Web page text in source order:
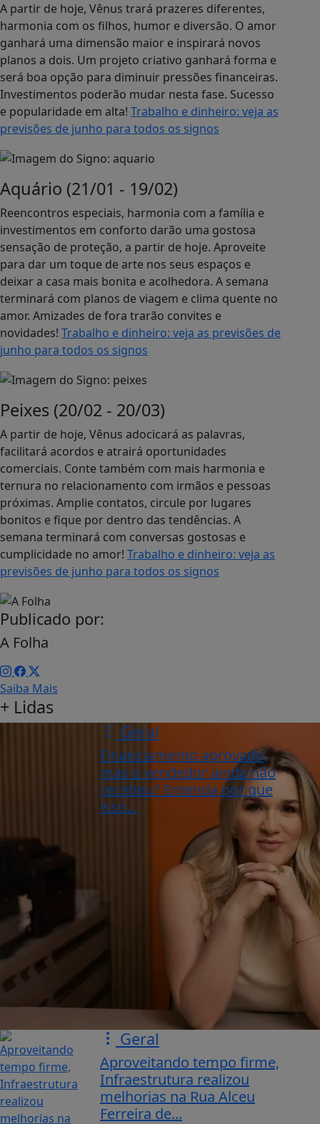
A partir de hoje, Vênus trará prazeres diferentes,
harmonia com os filhos, humor e diversão. O amor
ganhará uma dimensão maior e inspirará novos
planos a dois. Um projeto criativo ganhará forma e
será boa opção para diminuir pressões financeiras.
Investimentos poderão mudar nesta fase. Sucesso
e popularidade em alta! Trabalho e dinheiro: veja as
previsões de junho para todos os signos
Aquário (21/01 - 19/02)
Reencontros especiais, harmonia com a família e
investimentos em conforto darão uma gostosa
sensação de proteção, a partir de hoje. Aproveite
para dar um toque de arte nos seus espaços e
deixar a casa mais bonita e acolhedora. A semana
terminará com planos de viagem e clima quente no
amor. Amizades de fora trarão convites e
novidades! Trabalho e dinheiro: veja as previsões de
junho para todos os signos
Peixes (20/02 - 20/03)
A partir de hoje, Vênus adocicará as palavras,
facilitará acordos e atrairá oportunidades
comerciais. Conte também com mais harmonia e
ternura no relacionamento com irmãos e pessoas
próximas. Amplie contatos, circule por lugares
bonitos e fique por dentro das tendências. A
semana terminará com conversas gostosas e
cumplicidade no amor! Trabalho e dinheiro: veja as
previsões de junho para todos os signos
Publicado por:
A Folha
Saiba Mais
+ Lidas
Geral
Financiamento aprovado,
mas o vendedor ainda não
recebeu? Entenda por que
isso...
Geral
Aproveitando tempo firme,
Infraestrutura realizou
melhorias na Rua Alceu
Ferreira de...